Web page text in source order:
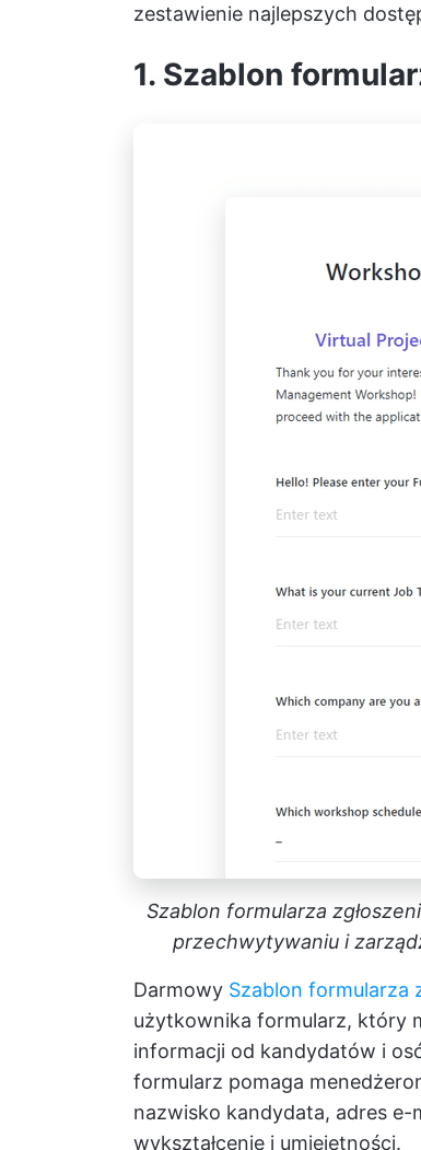
zestawienie najlepszych
1. Szablon
Szablon formularza
przechwytywaniu i
Darmowy Szablon formularza
użytkownika formularz, który
informacji od kandydatów i
formularz pomaga
nazwisko kandydata, adres
wykształcenie i umiejętności.